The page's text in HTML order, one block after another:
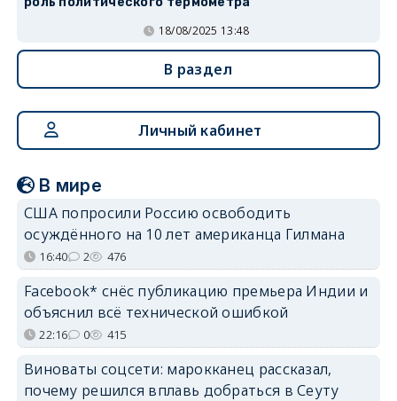
18/08/2025 13:48
В раздел
Личный кабинет
В мире
США попросили Россию освободить
осуждённого на 10 лет американца Гилмана
16:40 2 476
Facebook* снёс публикацию премьера Индии и
объяснил всё технической ошибкой
22:16 0 415
Виноваты соцсети: марокканец рассказал,
почему решился вплавь добраться в Сеуту